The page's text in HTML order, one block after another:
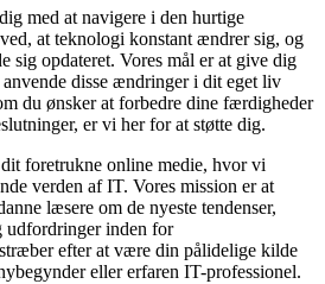
med at navigere i den hurtige
at teknologi konstant ændrer sig, og
sig opdateret. Vores mål er at give dig
disse ændringer i dit eget liv
du ønsker at forbedre dine færdigheder
er vi her for at støtte dig.
foretrukne online medie, hvor vi
verden af IT. Vores mission er at
læsere om de nyeste tendenser,
udfordringer inden for
efter at være din pålidelige kilde
eller erfaren IT-professionel.